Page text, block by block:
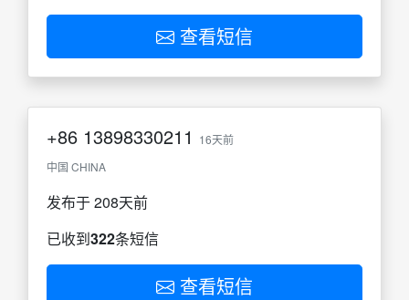
查看短信
+86 13898330211
16天前
中国 CHINA
发布于 208天前
已收到322条短信
查看短信